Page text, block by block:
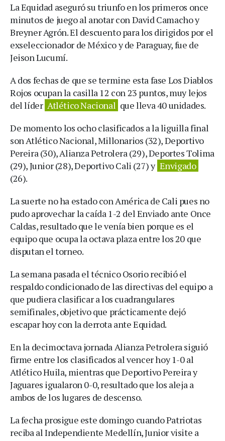
La Equidad aseguró su triunfo en los primeros once
minutos de juego al anotar con David Camacho y
Breyner Agrón. El descuento para los dirigidos por el
exseleccionador de México y de Paraguay, fue de
Jeison Lucumí.
A dos fechas de que se termine esta fase Los Diablos
Rojos ocupan la casilla 12 con 23 puntos, muy lejos
del líder Atlético Nacional que lleva 40 unidades.
De momento los ocho clasificados a la liguilla final
son Atlético Nacional, Millonarios (32), Deportivo
Pereira (30), Alianza Petrolera (29), Deportes Tolima
(29), Junior (28), Deportivo Cali (27) y Envigado
(26).
La suerte no ha estado con América de Cali pues no
pudo aprovechar la caída 1-2 del Enviado ante Once
Caldas, resultado que le venía bien porque es el
equipo que ocupa la octava plaza entre los 20 que
disputan el torneo.
La semana pasada el técnico Osorio recibió el
respaldo condicionado de las directivas del equipo a
que pudiera clasificar a los cuadrangulares
semifinales, objetivo que prácticamente dejó
escapar hoy con la derrota ante Equidad.
En la decimoctava jornada Alianza Petrolera siguió
firme entre los clasificados al vencer hoy 1-0 al
Atlético Huila, mientras que Deportivo Pereira y
Jaguares igualaron 0-0, resultado que los aleja a
ambos de los lugares de descenso.
La fecha prosigue este domingo cuando Patriotas
reciba al Independiente Medellín, Junior visite a